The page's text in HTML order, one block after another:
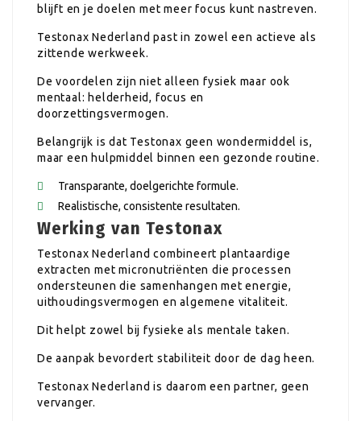
blijft en je doelen met meer focus kunt nastreven.
Testonax Nederland past in zowel een actieve als
zittende werkweek.
De voordelen zijn niet alleen fysiek maar ook
mentaal: helderheid, focus en
doorzettingsvermogen.
Belangrijk is dat Testonax geen wondermiddel is,
maar een hulpmiddel binnen een gezonde routine.
Transparante, doelgerichte formule.
Realistische, consistente resultaten.
Werking van Testonax
Testonax Nederland combineert plantaardige
extracten met micronutriënten die processen
ondersteunen die samenhangen met energie,
uithoudingsvermogen en algemene vitaliteit.
Dit helpt zowel bij fysieke als mentale taken.
De aanpak bevordert stabiliteit door de dag heen.
Testonax Nederland is daarom een partner, geen
vervanger.